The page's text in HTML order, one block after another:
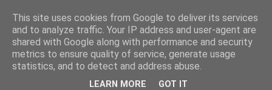
Taloja ja Toiveita
[ Sisustaa ] [ Remontoi ] [ Tuunaa ] [ Haaveilee ] [ Reissaa ]
This site uses cookies from Google to deliver its services
and to analyze traffic. Your IP address and user-agent are
shared with Google along with performance and security
metrics to ensure quality of service, generate usage
statistics, and to detect and address abuse.
LEARN MORE GOT IT